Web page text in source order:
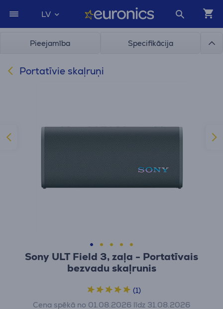
LV
Pieejamība Specifikācija
Portatīvie skaļruņi
Sony ULT Field 3, zaļa - Portatīvais
bezvadu skaļrunis
Cena spēkā no 01.08.2026 līdz 31.08.2026
(1)